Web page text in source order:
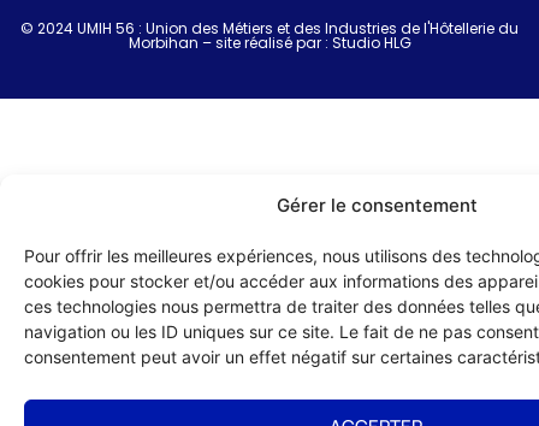
Gérer le consentement
Pour offrir les meilleures expériences, nous utilisons des
cookies pour stocker et/ou accéder aux informations des
ces technologies nous permettra de traiter des données telles
navigation ou les ID uniques sur ce site. Le fait de ne pas
consentement peut avoir un effet négatif sur certaines
© 2024 UMIH 56 : Union des Métiers et des Industries de l'Hôtellerie du
Morbihan – site réalisé par : Studio HLG